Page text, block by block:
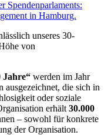
unseres 30-
von
Jahre“ werden im Jahr
ausgezeichnet, die sich in
oder soziale
erhält 30.000
– sowohl für konkrete
der Organisation.